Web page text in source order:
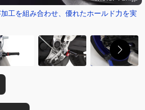
工を組み合わせ、優れたホールド力を実